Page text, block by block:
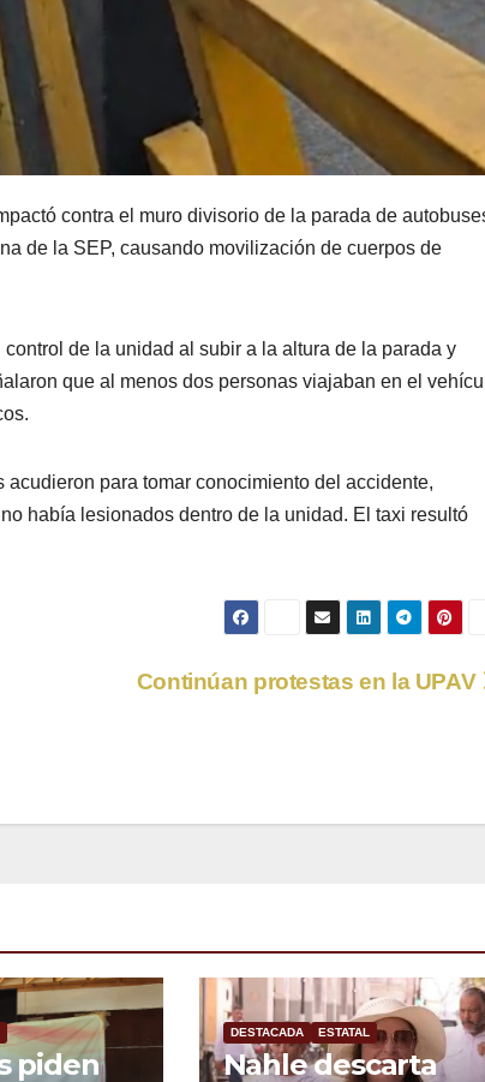
contra el muro divisorio de la parada de
de la SEP, causando movilización de cuerpos de
de la unidad al subir a la altura de la parada y
que al menos dos personas viajaban en el
para tomar conocimiento del accidente,
había lesionados dentro de la unidad. El taxi resultó
Continúan protestas en la UPAV
piden
DESTACADA ESTATAL
Nahle descarta